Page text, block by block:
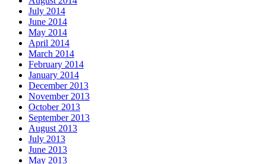
July 2014
June 2014
May 2014
April 2014
March 2014
February 2014
January 2014
December 2013
November 2013
October 2013
September 2013
August 2013
July 2013
June 2013
May 2013